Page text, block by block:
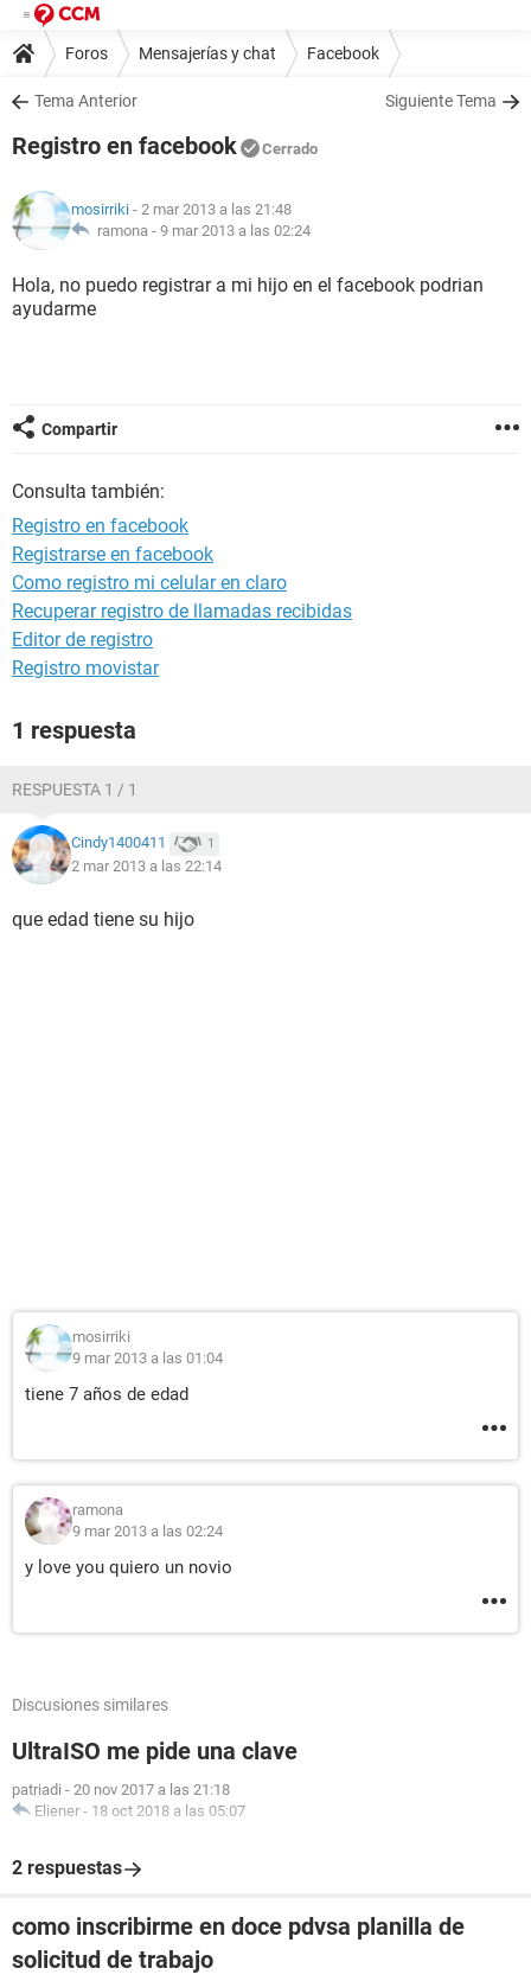
Foros Mensajerías y chat Facebook
Tema Anterior Siguiente Tema
Registro en facebook Cerrado
mosirriki - 2 mar 2013 a las 21:48
ramona - 9 mar 2013 a las 02:24
Hola, no puedo registrar a mi hijo en el facebook podrian
ayudarme
Compartir
Consulta también:
Registro en facebook
Registrarse en facebook
Como registro mi celular en claro
Recuperar registro de llamadas recibidas
Editor de registro
Registro movistar
1 respuesta
RESPUESTA 1 / 1
Cindy1400411 1
2 mar 2013 a las 22:14
que edad tiene su hijo
mosirriki
9 mar 2013 a las 01:04
tiene 7 años de edad
ramona
9 mar 2013 a las 02:24
y love you quiero un novio
Discusiones similares
UltraISO me pide una clave
patriadi - 20 nov 2017 a las 21:18
Eliener - 18 oct 2018 a las 05:07
2 respuestas
como inscribirme en doce pdvsa planilla de
solicitud de trabajo